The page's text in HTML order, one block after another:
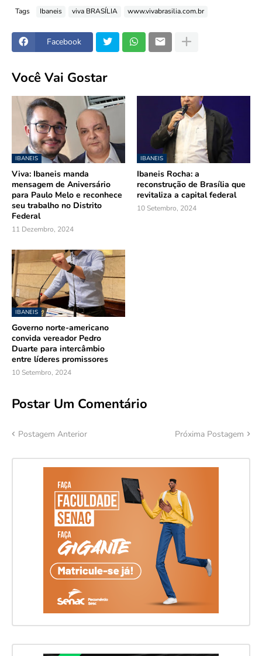
Tags Ibaneis viva BRASÍLIA www.vivabrasilia.com.br
Facebook
Você Vai Gostar
IBANEIS
Viva: Ibaneis manda
mensagem de Aniversário
para Paulo Melo e reconhece
seu trabalho no Distrito
Federal
11 Dezembro, 2024
IBANEIS
Ibaneis Rocha: a
reconstrução de Brasília que
revitaliza a capital federal
10 Setembro, 2024
IBANEIS
Governo norte-americano
convida vereador Pedro
Duarte para intercâmbio
entre líderes promissores
10 Setembro, 2024
Postar Um Comentário
Postagem Anterior Próxima Postagem